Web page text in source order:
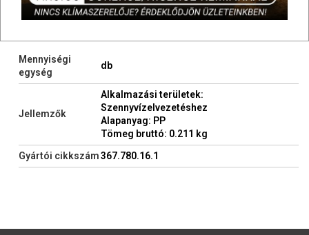
Készlet ellenőrzés itt: ↑ ↓
Mennyiségi
egység
db
Jellemzők
Alkalmazási területek:
Szennyvízelvezetéshez
Alapanyag: PP
Tömeg bruttó: 0.211 kg
Gyártói cikkszám367.780.16.1